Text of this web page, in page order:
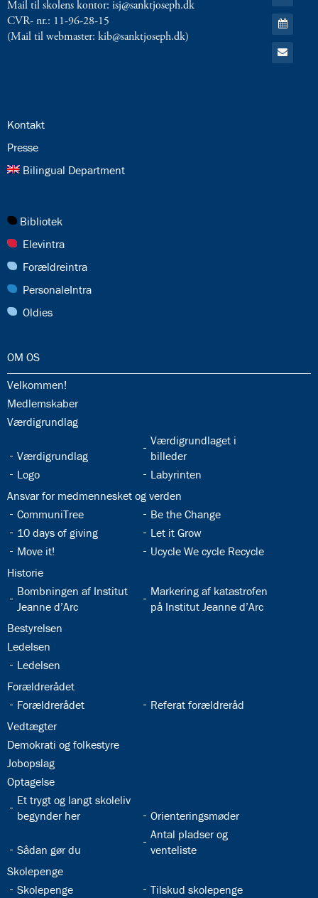
Mail til skolens kontor: isj@sanktjoseph.dk
CVR- nr.: 11-96-28-15
(Mail til webmaster: kib@sanktjoseph.dk)
RSS
feed
Gå
til:
Kalender
Gå
til:
24.0:
Kontakt
25.0:
Presse
26.0:
Bilingual Department
27.0:
Bibliotek
28.0:
Elevintra
29.0:
Forældreintra
30.0:
PersonaleIntra
31.0:
Oldies
32.0:
OM OS
32.1:
Velkommen!
32.2:
Medlemskaber
32.3:
Værdigrundlag
32.4:
Værdigrundlag
32.5:
Værdigrundlaget i
billeder
32.6:
Logo 32.7:
Labyrinten
32.8:
Ansvar for medmennesket og verden
32.9:
CommuniTree 32.10:
Be the Change
32.11:
10 days of giving 32.12:
Let it Grow
32.13:
Move it! 32.14:
Ucycle We cycle Recycle
32.15:
Historie
32.16:
Bombningen af Institut
Jeanne d’Arc
32.17:
Markering af katastrofen
på Institut Jeanne d’Arc
32.18:
Bestyrelsen
32.19:
Ledelsen
32.20:
Ledelsen
32.21:
Forældrerådet
32.22:
Forældrerådet 32.23:
Referat forældreråd
32.24:
Vedtægter
32.25:
Demokrati og folkestyre
32.26:
Jobopslag
32.27:
Optagelse
32.28:
Et trygt og langt skoleliv
begynder her
32.29:
Orienteringsmøder
32.30:
Sådan gør du
32.31:
Antal pladser og
venteliste
32.32:
Skolepenge
32.33:
Skolepenge 32.34:
Tilskud skolepenge